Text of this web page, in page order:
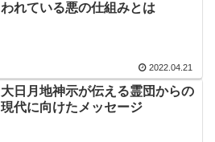
われている悪の仕組みとは
2022.04.21
大日月地神示が伝える霊団からの
現代に向けたメッセージ